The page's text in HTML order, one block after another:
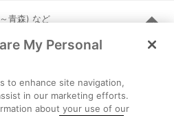
青森) など
ルート
を見る
森)
My Personal
to enhance site navigation,
in our marketing efforts.
about your use of our